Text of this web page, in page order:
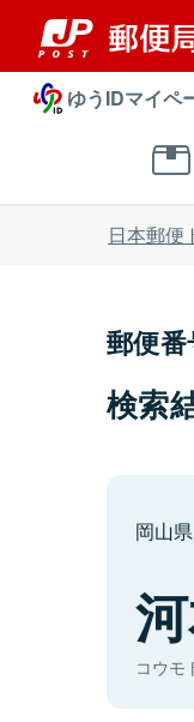
ゆうIDマイペ
日本郵便
郵便
検索
岡山県
コウモ